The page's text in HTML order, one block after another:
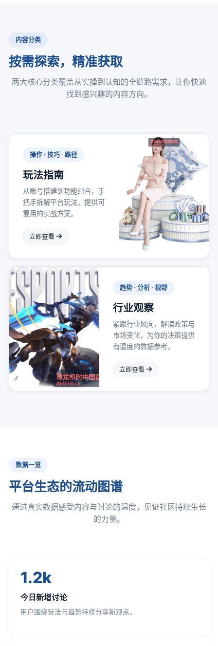
内容分类
按需探索，精准获取
两大核心分类覆盖从实操到认知的全链路需求，让你快速
找到感兴趣的内容方向。
操作 · 技巧 · 路径
玩法指南
从账号搭建到功能组合，手
把手拆解平台玩法，提供可
复用的实战方案。
立即查看
趋势 · 分析 · 视野
行业观察
紧跟行业风向，解读政策与
市场变化，为你的决策提供
有温度的数据参考。
立即查看
数据一览
平台生态的流动图谱
通过真实数据感受内容与讨论的温度，见证社区持续生长
的力量。
1.2k
今日新增讨论
用户围绕玩法与趋势持续分享新观点。